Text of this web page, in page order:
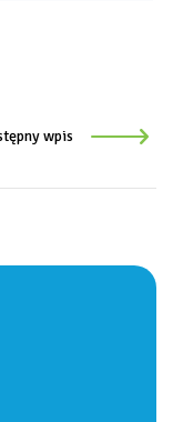
wpis